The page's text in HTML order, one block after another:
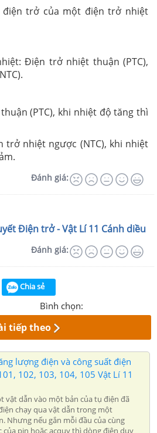
trở của một điện trở nhiệt
Điện trở nhiệt thuận (PTC),
(PTC), khi nhiệt độ tăng thì
trở nhiệt ngược (NTC), khi nhiệt
Đánh giá:
Điện trở - Vật Lí 11 Cánh diều
Đánh giá:
Chia sẻ
Bình chọn:
tiếp theo
lượng điện và công suất điện
102, 103, 104, 105 Vật Lí 11
vật dẫn vào một bản của tụ điện đã
chạy qua vật dẫn trong một
Nhưng nếu gắn mỗi đầu của cùng
pin hoặc acquy thì dòng điện duy